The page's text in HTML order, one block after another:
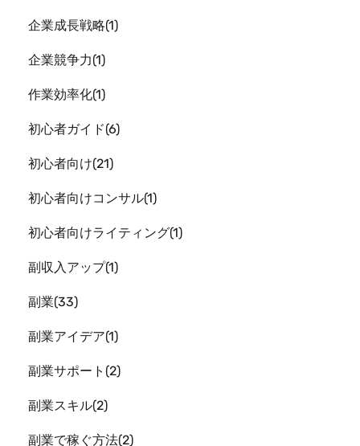
企業成長戦略 1
企業競争力 1
作業効率化 1
初心者ガイド 6
初心者向け 21
初心者向けコンサル 1
初心者向けライティング 1
副収入アップ 1
副業 33
副業アイデア 1
副業サポート 2
副業スキル 2
副業で稼ぐ方法 2